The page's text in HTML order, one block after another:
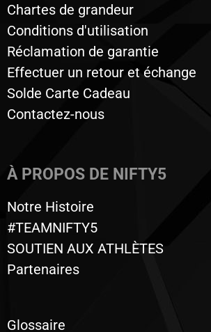
Chartes de grandeur
Conditions d'utilisation
Réclamation de garantie
Effectuer un retour et échange
Solde Carte Cadeau
Contactez-nous
À PROPOS DE NIFTY5
Notre Histoire
#TEAMNIFTY5
SOUTIEN AUX ATHLÈTES
Partenaires
Glossaire